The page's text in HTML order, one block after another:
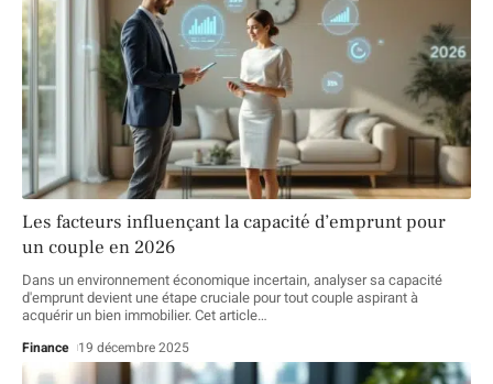
Les facteurs influençant la capacité d’emprunt pour
un couple en 2026
Dans un environnement économique incertain, analyser sa capacité
d'emprunt devient une étape cruciale pour tout couple aspirant à
acquérir un bien immobilier. Cet article…
Finance 19 décembre 2025